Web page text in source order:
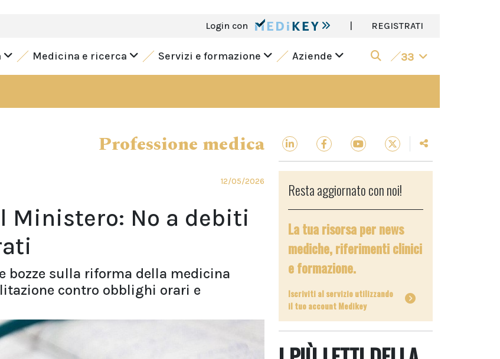
Login con | REGISTRATI
Medicina e ricerca Servizi e formazione Aziende 33
Professione medica
12/05/2026
Ministero: No a debiti
sulla riforma della medicina
contro obblighi orari e
Resta aggiornato con noi!
La tua risorsa per news
mediche, riferimenti clinici
e formazione.
Iscriviti al servizio utilizzando
il tuo account Medikey